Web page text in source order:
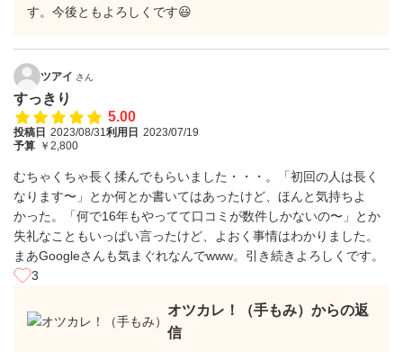
す。今後ともよろしくです😃
ツアイ さん
すっきり
5.00
投稿日 2023/08/31利用日 2023/07/19
予算 ￥2,800
むちゃくちゃ長く揉んでもらいました・・・。「初回の人は長く
なります〜」とか何とか書いてはあったけど、ほんと気持ちよ
かった。「何で16年もやってて口コミが数件しかないの〜」とか
失礼なこともいっぱい言ったけど、よおく事情はわかりました。
まあGoogleさんも気まぐれなんでwww。引き続きよろしくです。
3
オツカレ！（手もみ）からの返
信